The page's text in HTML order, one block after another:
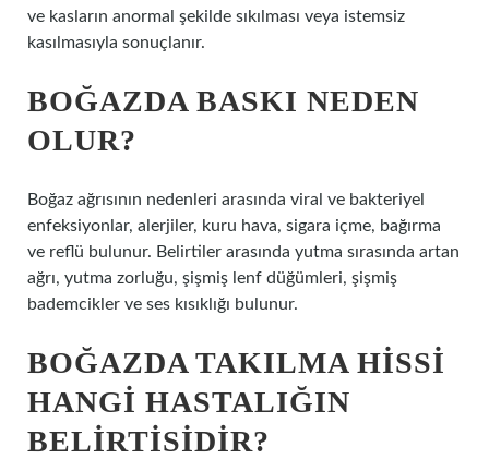
ve kasların anormal şekilde sıkılması veya istemsiz
kasılmasıyla sonuçlanır.
BOĞAZDA BASKI NEDEN
OLUR?
Boğaz ağrısının nedenleri arasında viral ve bakteriyel
enfeksiyonlar, alerjiler, kuru hava, sigara içme, bağırma
ve reflü bulunur. Belirtiler arasında yutma sırasında artan
ağrı, yutma zorluğu, şişmiş lenf düğümleri, şişmiş
bademcikler ve ses kısıklığı bulunur.
BOĞAZDA TAKILMA HISSI
HANGI HASTALIĞIN
BELIRTISIDIR?